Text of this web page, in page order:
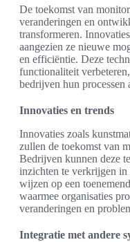
De toekomst van
veranderingen en
transformeren.
aangezien ze nieuwe
en efficiëntie. Deze
functionaliteit
bedrijven hun processen
Innovaties en trends
Innovaties zoals
zullen de toekomst van
Bedrijven kunnen deze
inzichten te verkrijgen in
wijzen op een
waarmee organisaties
veranderingen en
Integratie met andere